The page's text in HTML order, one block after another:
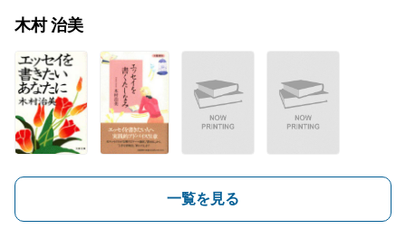
木村 治美
一覧を見る